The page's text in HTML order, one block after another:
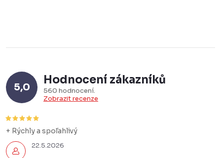
5,0
Hodnocení zákazníků
560 hodnocení
Zobrazit recenze
22.5.2026
+ Rýchly a spoľahlivý